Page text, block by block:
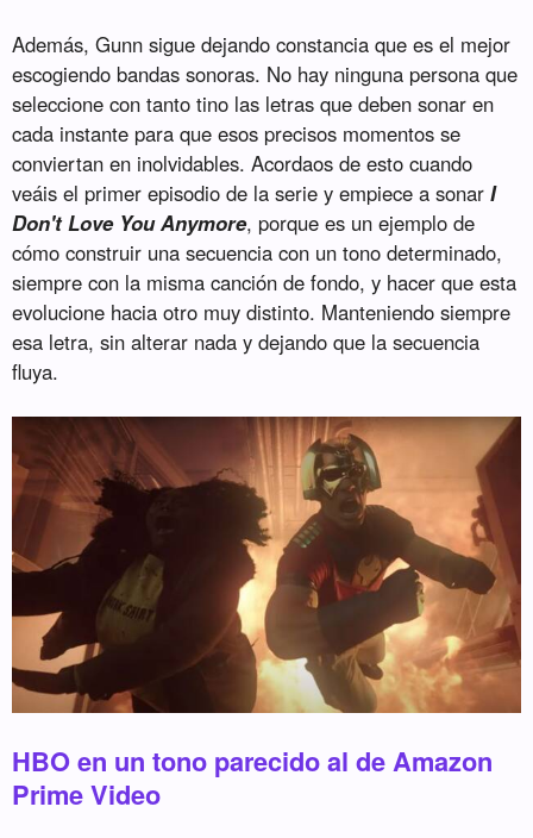
Además, Gunn sigue dejando constancia que es el mejor
escogiendo bandas sonoras. No hay ninguna persona que
seleccione con tanto tino las letras que deben sonar en
cada instante para que esos precisos momentos se
conviertan en inolvidables. Acordaos de esto cuando
veáis el primer episodio de la serie y empiece a sonarI
Don't Love You Anymore, porque es un ejemplo de
cómo construir una secuencia con un tono determinado,
siempre con la misma canción de fondo, y hacer que esta
evolucione hacia otro muy distinto. Manteniendo siempre
esa letra, sin alterar nada y dejando que la secuencia
fluya.
HBO en un tono parecido al de Amazon
Prime Video